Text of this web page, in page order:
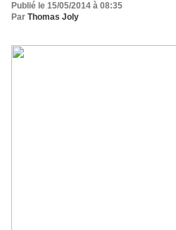
Publié le 15/05/2014 à 08:35
Par Thomas Joly